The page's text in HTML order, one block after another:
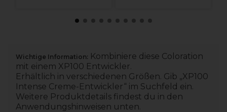
Wichtige Information: Kombiniere diese Coloration
mit einem XP100 Entwickler.
Erhältlich in verschiedenen Größen. Gib „XP100
Intense Creme-Entwickler“ im Suchfeld ein.
Weitere Produktdetails findest du in den
Anwendungshinweisen unten.